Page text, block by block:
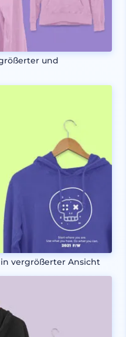
und
vergrößerter Ansicht